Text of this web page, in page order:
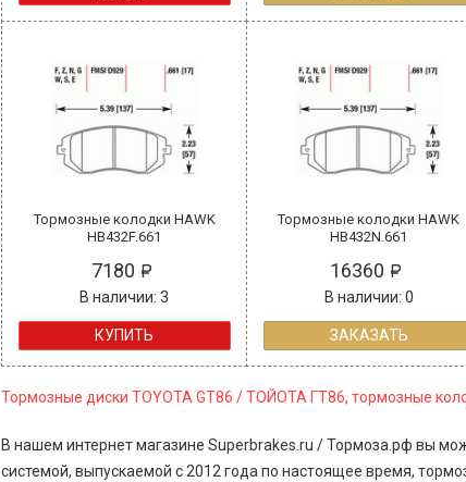
Тормозные колодки HAWK
HB432F.661
7180
В наличии: 3
КУПИТЬ
Тормозные колодки HAWK
HB432N.661
16360
В наличии: 0
ЗАКАЗАТЬ
Тормозные диски TOYOTA GT86 / ТОЙОТА ГТ86, тормозные
В нашем интернет магазине Superbrakes.ru / Тормоза.рф вы
системой, выпускаемой с 2012 года по настоящее время,